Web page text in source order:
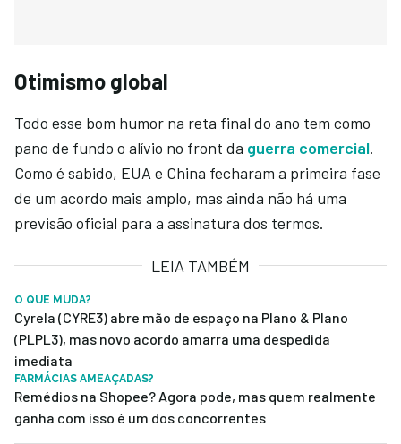
Otimismo global
Todo esse bom humor na reta final do ano tem como
pano de fundo o alívio no front da guerra comercial.
Como é sabido, EUA e China fecharam a primeira fase
de um acordo mais amplo, mas ainda não há uma
previsão oficial para a assinatura dos termos.
LEIA TAMBÉM
O QUE MUDA?
Cyrela (CYRE3) abre mão de espaço na Plano & Plano
(PLPL3), mas novo acordo amarra uma despedida
imediata
FARMÁCIAS AMEAÇADAS?
Remédios na Shopee? Agora pode, mas quem realmente
ganha com isso é um dos concorrentes